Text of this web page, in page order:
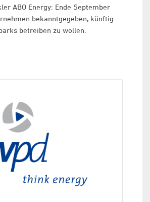
ABO Energy: Ende September
bekanntgegeben, künftig
betreiben zu wollen.